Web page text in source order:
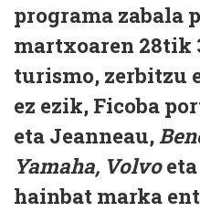
programa zabala
martxoaren 28tik
turismo, zerbitzu
ez ezik, Ficoba
eta Jeanneau,
Yamaha, Volvoeta
hainbat marka